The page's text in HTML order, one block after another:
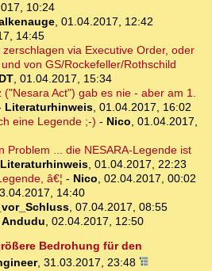
10:24
, 01.04.2017, 12:42
14:45
via Executive Order, oder
von GS/Rockefeller/Rothschild
DT, 01.04.2017, 15:34
("Nesara Act") gab es nie - aber am 1.
Literaturhinweis, 01.04.2017, 16:02
eine Legende ;-) - Nico, 01.04.2017,
Problem ... die NESARA-Legende ist
Literaturhinweis, 01.04.2017, 22:23
â€¦ - Nico, 02.04.2017, 00:02
14:40
, 07.04.2017, 08:55
Andudu, 02.04.2017, 12:50
Bedrohung für den
, 31.03.2017, 23:48